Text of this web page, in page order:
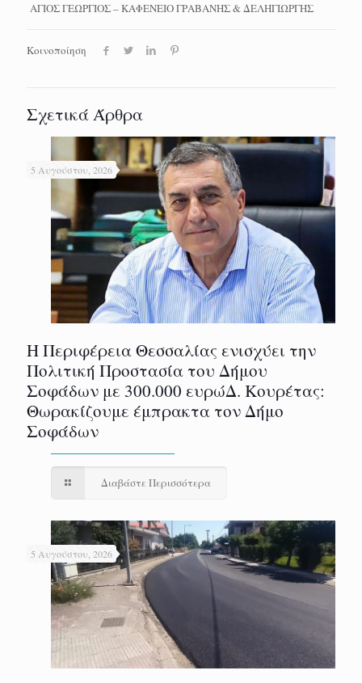
ΑΓΙΟΣ ΓΕΩΡΓΙΟΣ – ΚΑΦΕΝΕΙΟ ΓΡΑΒΑΝΗΣ & ΔΕΛΗΓΙΩΡΓΗΣ
Κοινοποίηση
Σχετικά Άρθρα
5 Αυγούστου, 2026
Η Περιφέρεια Θεσσαλίας ενισχύει την
Πολιτική Προστασία του Δήμου
Σοφάδων με 300.000 ευρώΔ. Κουρέτας:
Θωρακίζουμε έμπρακτα τον Δήμο
Σοφάδων
Διαβάστε Περισσότερα
5 Αυγούστου, 2026